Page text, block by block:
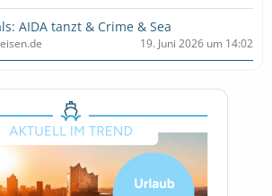
AIDA tanzt & Crime & Sea
19. Juni 2026 um 14:02